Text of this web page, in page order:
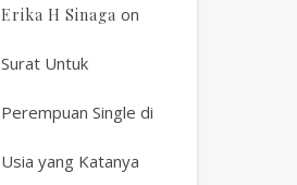
Erika H Sinaga on
Surat Untuk
Perempuan Single di
Usia yang Katanya